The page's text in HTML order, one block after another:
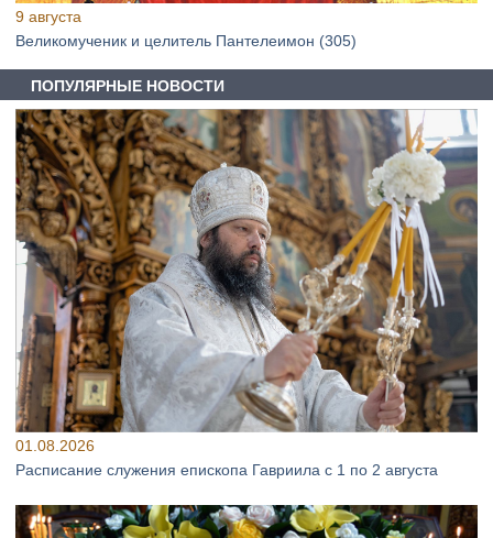
9 августа
Великомученик и целитель Пантелеимон (305)
ПОПУЛЯРНЫЕ НОВОСТИ
01.08.2026
Расписание служения епископа Гавриила с 1 по 2 августа